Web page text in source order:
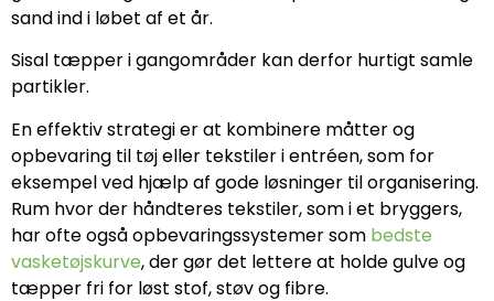
sand ind i løbet af et år.
Sisal tæpper i gangområder kan derfor hurtigt samle
partikler.
En effektiv strategi er at kombinere måtter og
opbevaring til tøj eller tekstiler i entréen, som for
eksempel ved hjælp af gode løsninger til organisering.
Rum hvor der håndteres tekstiler, som i et bryggers,
har ofte også opbevaringssystemer som bedste
vasketøjskurve, der gør det lettere at holde gulve og
tæpper fri for løst stof, støv og fibre.